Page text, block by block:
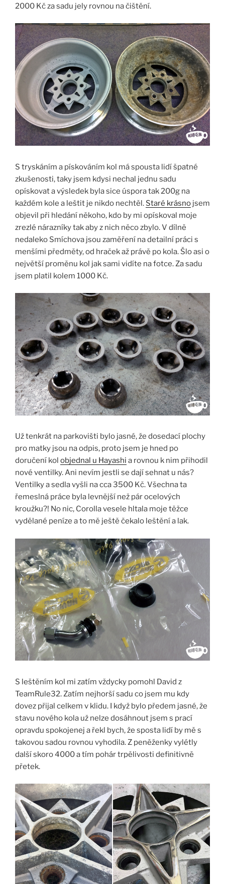
2000 Kč za sadu jely rovnou na čištění.
S tryskáním a pískováním kol má spousta lidí špatné
zkušenosti, taky jsem kdysi nechal jednu sadu
opískovat a výsledek byla sice úspora tak 200g na
každém kole a leštit je nikdo nechtěl. Staré krásno jsem
objevil při hledání někoho, kdo by mi opískoval moje
zrezlé nárazníky tak aby z nich něco zbylo. V dílně
nedaleko Smíchova jsou zaměření na detailní práci s
menšími předměty, od hraček až právě po kola. Šlo asi o
největší proměnu kol jak sami vidíte na fotce. Za sadu
jsem platil kolem 1000 Kč.
Už tenkrát na parkovišti bylo jasné, že dosedací plochy
pro matky jsou na odpis, proto jsem je hned po
doručení kol objednal u Hayashi a rovnou k nim přihodil
nové ventilky. Ani nevím jestli se dají sehnat u nás?
Ventilky a sedla vyšli na cca 3500 Kč. Všechna ta
řemeslná práce byla levnější než pár ocelových
kroužku?! No nic, Corolla vesele hltala moje těžce
vydělané peníze a to mě ještě čekalo leštění a lak.
S leštěním kol mi zatím vždycky pomohl David z
TeamRule32. Zatím nejhorší sadu co jsem mu kdy
dovez přijal celkem v klidu. I když bylo předem jasné, že
stavu nového kola už nelze dosáhnout jsem s prací
opravdu spokojenej a řekl bych, že sposta lidí by mě s
takovou sadou rovnou vyhodila. Z peněženky vylétly
další skoro 4000 a tím pohár trpělivosti definitivně
přetek.